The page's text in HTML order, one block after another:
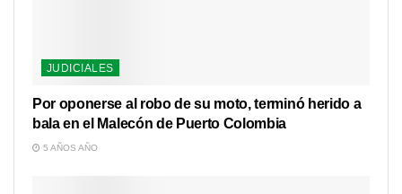
JUDICIALES
Por oponerse al robo de su moto, terminó herido a
bala en el Malecón de Puerto Colombia
5 AÑOS AÑO